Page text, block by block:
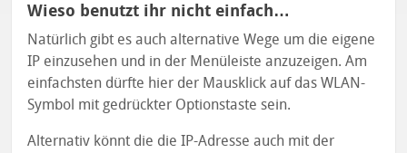
Wieso benutzt ihr nicht einfach…
Natürlich gibt es auch alternative Wege um die eigene
IP einzusehen und in der Menüleiste anzuzeigen. Am
einfachsten dürfte hier der Mausklick auf das WLAN-
Symbol mit gedrückter Optionstaste sein.
Alternativ könnt die die IP-Adresse auch mit der